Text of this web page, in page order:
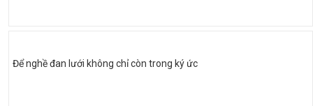
Để nghề đan lưới không chỉ còn trong ký ức